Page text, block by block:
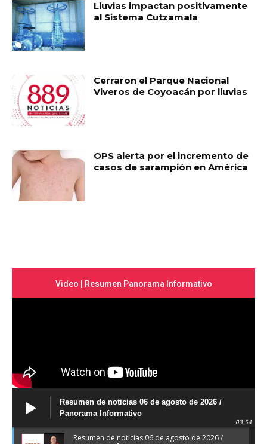
Lluvias impactan positivamente
al Sistema Cutzamala
Cerraron el Parque Nacional
Viveros de Coyoacán por lluvias
OPS alerta por el incremento de
casos de sarampión en América
Video | Resumen Panorama Informativo
Resumen de noticias 06 de agosto de 2026 /
Panorama Informativo
03:54
Resumen de noticias 06 de agosto de 2026 /